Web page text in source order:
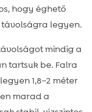
hogy éghető
legyen.
mindig a
tartsuk be. Falra
1,8–2 méter
marad a